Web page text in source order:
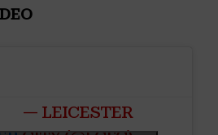
— LEICESTER